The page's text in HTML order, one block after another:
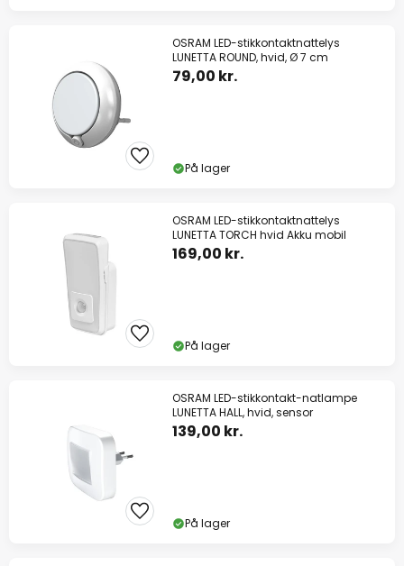
OSRAM LED-stikkontaktnattelys
LUNETTA ROUND, hvid, Ø 7 cm
79,00 kr.
På lager
OSRAM LED-stikkontaktnattelys
LUNETTA TORCH hvid Akku mobil
169,00 kr.
På lager
OSRAM LED-stikkontakt-natlampe
LUNETTA HALL, hvid, sensor
139,00 kr.
På lager